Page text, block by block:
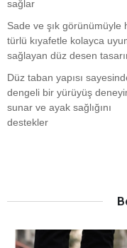
sağlar
Sade ve şık görünümüyle
türlü kıyafetle kolayca
sağlayan düz desen
Düz taban yapısı
dengeli bir yürüyüş
sunar ve ayak sağlığını
destekler